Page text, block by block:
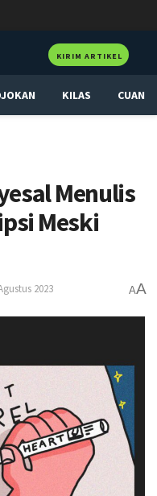
KIRIM ARTIKEL
KILAS CUAN
Menulis
Meski
2023 AA